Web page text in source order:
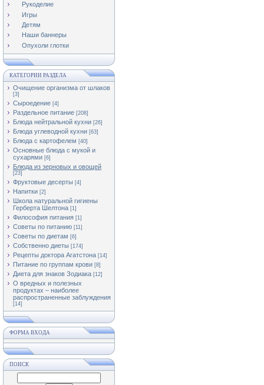
Рукоделие
Игры
Детям
Наши баннеры
Опухоли глотки
КАТЕГОРИИ РАЗДЕЛА
Очищение организма от шлаков
[3]
Сыроедение [4]
Раздельное питание [208]
Блюда нейтральной кухни [26]
Блюда углеводной кухни [63]
Блюда с картофелем [40]
Основные блюда с мукой и
сухарями [6]
Блюда из зерновых и овощей
[23]
Фруктовые десерты [4]
Напитки [2]
Школа натуральной гигиены
Герберта Шелтона [1]
Философия питания [1]
Советы по питанию [11]
Советы по диетам [6]
Собственно диеты [174]
Рецепты доктора Агатстона [14]
Питание по группам крови [8]
Диета для знаков Зодиака [12]
О вредных и полезных
продуктах – наиболее
распространенные заблуждения
[14]
ФОРМА ВХОДА
ПОИСК